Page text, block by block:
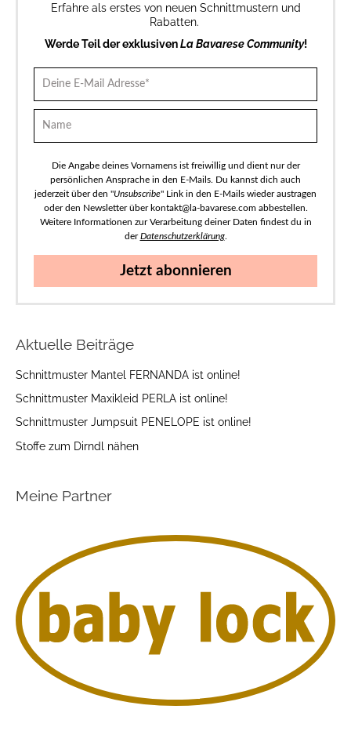
Erfahre als erstes von neuen Schnittmustern und
Rabatten.
Werde Teil der exklusivenLa Bavarese Community!
Die Angabe deines Vornamens ist freiwillig und dient nur der
persönlichen Ansprache in den E-Mails. Du kannst dich auch
jederzeit über den "Unsubscribe" Link in den E-Mails wieder austragen
oder den Newsletter über kontakt@la-bavarese.com abbestellen.
Weitere Informationen zur Verarbeitung deiner Daten findest du in
derDatenschutzerklärung.
Jetzt abonnieren
Aktuelle Beiträge
Schnittmuster Mantel FERNANDA ist online!
Schnittmuster Maxikleid PERLA ist online!
Schnittmuster Jumpsuit PENELOPE ist online!
Stoffe zum Dirndl nähen
Meine Partner